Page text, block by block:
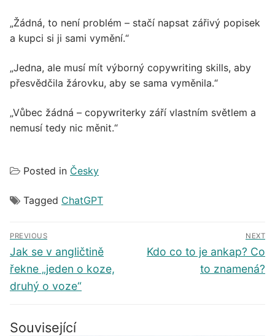
„Žádná, to není problém – stačí napsat zářivý popisek
a kupci si ji sami vymění.“
„Jedna, ale musí mít výborný copywriting skills, aby
přesvědčila žárovku, aby se sama vyměnila.“
„Vůbec žádná – copywriterky září vlastním světlem a
nemusí tedy nic měnit.“
Posted in Česky
Tagged ChatGPT
Navigace
pro
příspěvek
PREVIOUS
Předchozí
příspěvek
Jak se v angličtině
řekne „jeden o koze,
druhý o voze“
NEXT
Další
Kdo co to je ankap? Co
to znamená?
Související